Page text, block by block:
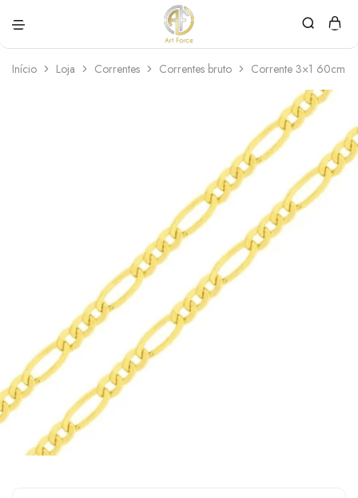
Force
personalizadas
Início Loja Correntes Correntes bruto Corrente 3×1 60cm